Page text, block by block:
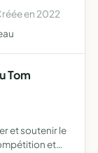
en 2022
Tom
et soutenir le
et